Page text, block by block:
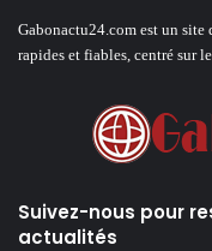
Gabonactu24.com est un
rapides et fiables, centré sur
Suivez-nous pour
actualités